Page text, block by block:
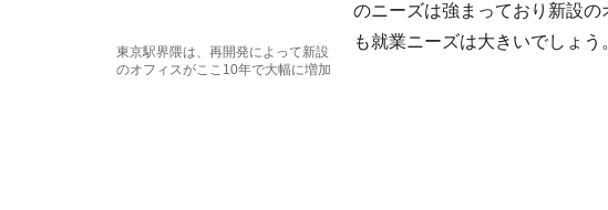
東京駅界隈は、再開発によって新設
のオフィスがここ10年で大幅に増加
のニーズは強まっており新設
も就業ニーズは大きいでしょう